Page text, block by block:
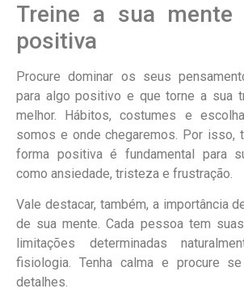
Treine a sua
positiva
Procure dominar os seus
para algo positivo e que torne a sua
melhor. Hábitos, costumes e
somos e onde chegaremos. Por isso,
forma positiva é fundamental para
como ansiedade, tristeza e frustração.
Vale destacar, também, a importância
de sua mente. Cada pessoa tem
limitações determinadas
fisiologia. Tenha calma e procure
detalhes.